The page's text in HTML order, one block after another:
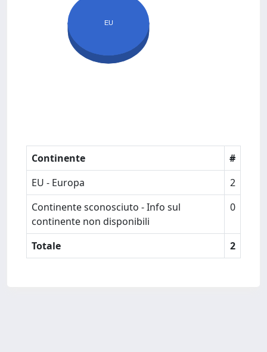
EU
Continente
#
EU - Europa
2
Continente sconosciuto - Info sul
continente non disponibili
0
Totale 2